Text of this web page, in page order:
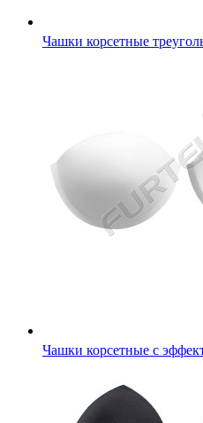
Чашки корсетные
Чашки корсетные с